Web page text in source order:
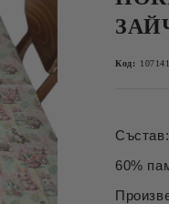
Код:
Състав:
60%